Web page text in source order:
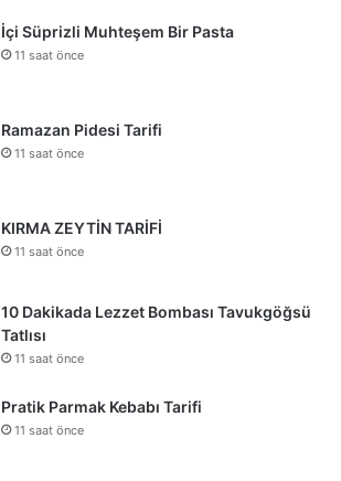
İçi Süprizli Muhteşem Bir Pasta
11 saat önce
Ramazan Pidesi Tarifi
11 saat önce
KIRMA ZEYTİN TARİFİ
11 saat önce
10 Dakikada Lezzet Bombası Tavukgöğsü
Tatlısı
11 saat önce
Pratik Parmak Kebabı Tarifi
11 saat önce